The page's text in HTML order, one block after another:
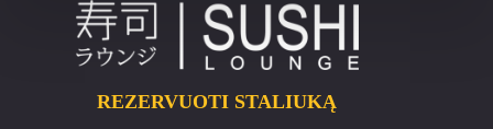
REZERVUOTI STALIUKĄ